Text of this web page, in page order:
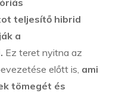
teljesítő hibrid
a
Ez teret nyitna az
előtt is, ami
tömegét és